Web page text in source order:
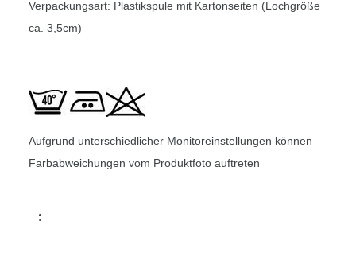
Verpackungsart: Plastikspule mit Kartonseiten (Lochgröße
ca. 3,5cm)
Aufgrund unterschiedlicher Monitoreinstellungen können
Farbabweichungen vom Produktfoto auftreten
: